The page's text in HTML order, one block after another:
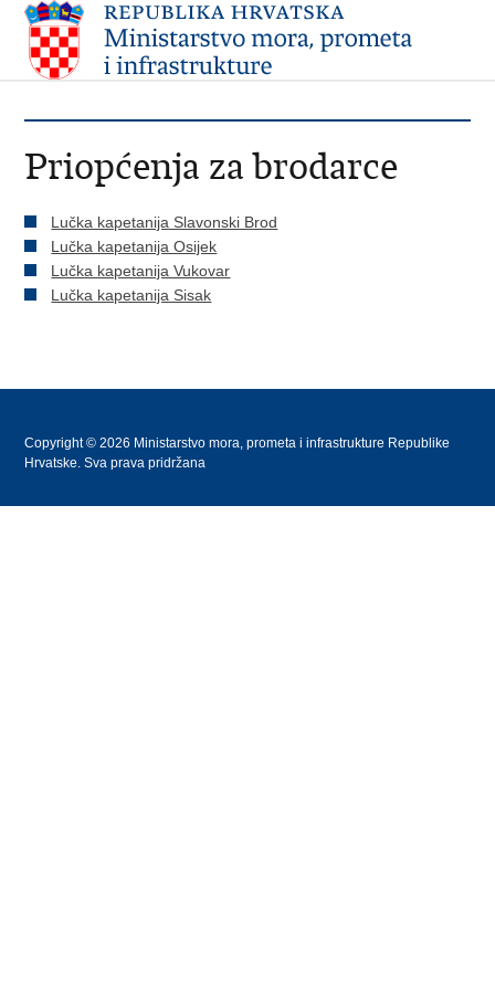
Priopćenja za brodarce
Lučka kapetanija Slavonski Brod
Lučka kapetanija Osijek
Lučka kapetanija Vukovar
Lučka kapetanija Sisak
Copyright © 2026 Ministarstvo mora, prometa i infrastrukture Republike
Hrvatske. Sva prava pridržana